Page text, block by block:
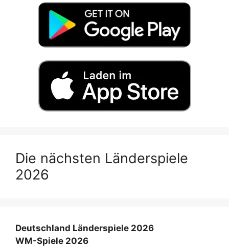
Die nächsten Länderspiele
2026
Deutschland Länderspiele 2026
WM-Spiele 2026